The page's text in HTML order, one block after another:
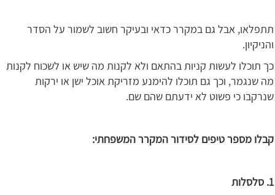
תתפלאו, אבל גם במקרר כדאי ובעיקר חשוב לשמור על הסדר
והניקיון.
כך תוכלו לעשות קניות בהתאם ולא לקנות מה שיש או לשכוח לקנות
מה שנגמר, וכך גם תוכלו להימנע מזריקת אוכל ישן או ירקות
שנרקבו כי פשוט לא ידעתם שהם שם.
קבלו מספר טיפים לסידור המקרר המשפחתי:
1. סלסלות